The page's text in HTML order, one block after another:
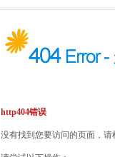
http404错误
没有找到您要访问的页面，